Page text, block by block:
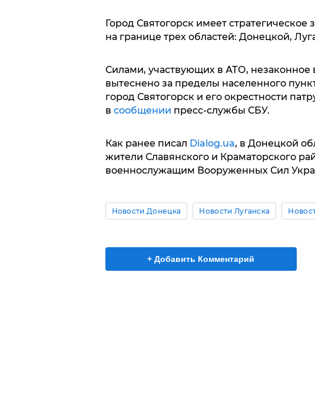
Город Святогорск имеет
на границе трех областей: Донецкой,
Силами, участвующих в АТО,
вытеснено за пределы населенного
город Святогорск и его окрестности
в сообщении пресс-службы СБУ.
Как ранее писал Dialog.ua, в Донецкой
жители Славянского и Краматорского
военнослужащим Вооруженных Сил
Новости Донецка Новости Луганска
+ Добавить Комментарий